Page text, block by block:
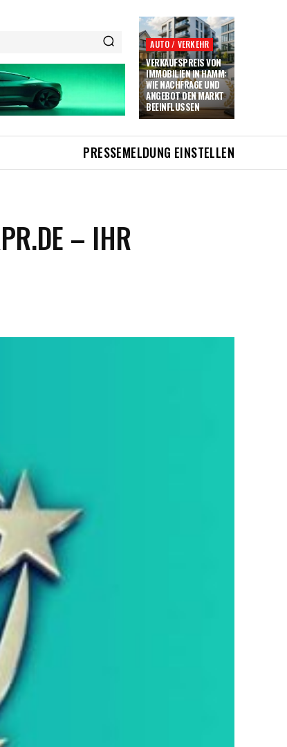
AUTO / VERKEHR
VERKAUFSPREIS VON
IMMOBILIEN IN HAMM:
WIE NACHFRAGE UND
ANGEBOT DEN MARKT
BEEINFLUSSEN
PRESSEMELDUNG EINSTELLEN
– IHR